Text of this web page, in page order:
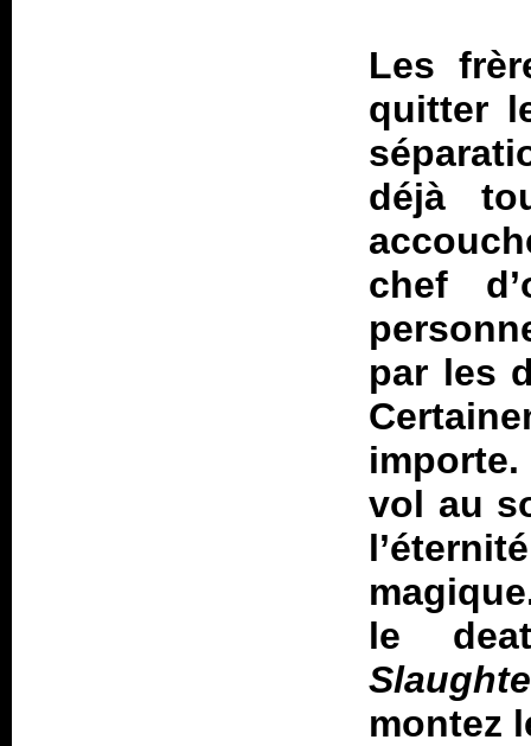
Les
quitter
déjà
chef
par les
vol au
le
montez